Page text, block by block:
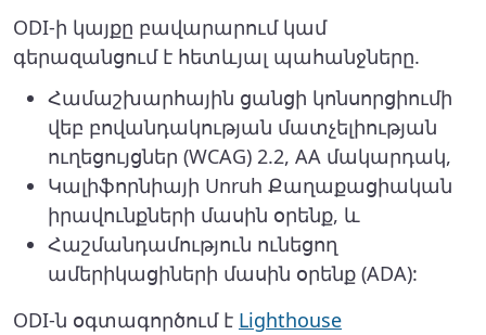
ODI-ի կայքը բավարարում կամ
գերազանցում է հետևյալ պահանջները.
Համաշխարհային ցանցի կոնսորցիումի
վեբ բովանդակության մատչելիության
ուղեցույցներ (WCAG) 2.2, AA մակարդակ,
Կալիֆորնիայի Unruh Քաղաքացիական
իրավունքների մասին օրենք, և
Հաշմանդամություն ունեցող
ամերիկացիների մասին օրենք (ADA):
ODI-ն օգտագործում է Lighthouse